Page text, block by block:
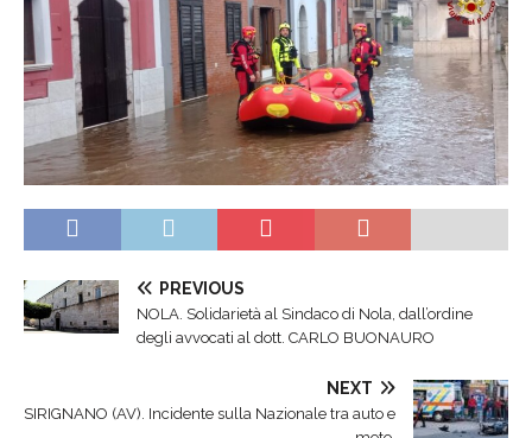
PREVIOUS
NOLA. Solidarietà al Sindaco di Nola, dall’ordine
degli avvocati al dott. CARLO BUONAURO
NEXT
SIRIGNANO (AV). Incidente sulla Nazionale tra auto e